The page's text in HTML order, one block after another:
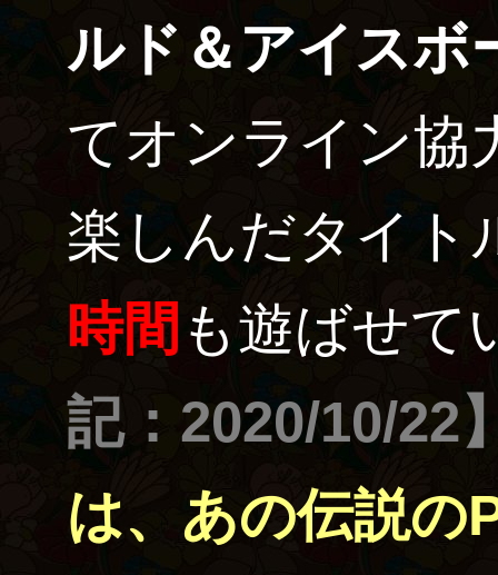
ルド＆アイスボ
てオンライン協
楽しんだタイト
時間 も遊ばせて
記：2020/10/22
は、あの伝説の